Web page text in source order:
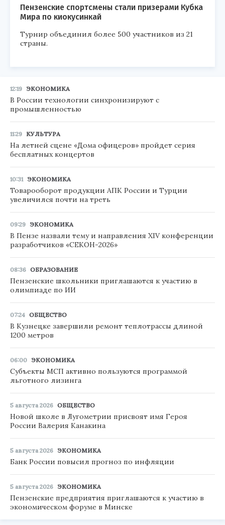
Пензенские спортсмены стали призерами Кубка
Мира по киокусинкай
Турнир объединил более 500 участников из 21
страны.
12:19 ЭКОНОМИКА
В России технологии синхронизируют с
промышленностью
11:29 КУЛЬТУРА
На летней сцене «Дома офицеров» пройдет серия
бесплатных концертов
10:31 ЭКОНОМИКА
Товарооборот продукции АПК России и Турции
увеличился почти на треть
09:29 ЭКОНОМИКА
В Пензе назвали тему и направления XIV конференции
разработчиков «СЕКОН-2026»
08:36 ОБРАЗОВАНИЕ
Пензенские школьники приглашаются к участию в
олимпиаде по ИИ
07:24 ОБЩЕСТВО
В Кузнецке завершили ремонт теплотрассы длиной
1200 метров
06:00 ЭКОНОМИКА
Субъекты МСП активно пользуются программой
льготного лизинга
5 августа 2026 ОБЩЕСТВО
Новой школе в Лугометрии присвоят имя Героя
России Валерия Канакина
5 августа 2026 ЭКОНОМИКА
Банк России повысил прогноз по инфляции
5 августа 2026 ЭКОНОМИКА
Пензенские предприятия приглашаются к участию в
экономическом форуме в Минске